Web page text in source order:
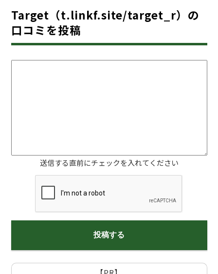
Target（t.linkf.site/target_r）の
口コミを投稿
送信する直前にチェックを入れてください